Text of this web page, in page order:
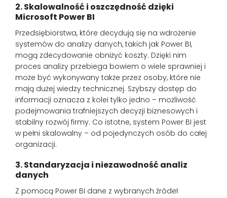
2. Skalowalność i oszczędność dzięki
Microsoft Power BI
Przedsiębiorstwa, które decydują się na wdrożenie
systemów do analizy danych, takich jak Power BI,
mogą zdecydowanie obniżyć koszty. Dzięki nim
proces analizy przebiega bowiem o wiele sprawniej i
może być wykonywany także przez osoby, które nie
mają dużej wiedzy technicznej. Szybszy dostęp do
informacji oznacza z kolei tylko jedno – możliwość
podejmowania trafniejszych decyzji biznesowych i
stabilny rozwój firmy. Co istotne, system Power BI jest
w pełni skalowalny – od pojedynczych osób do całej
organizacji.
3. Standaryzacja i niezawodność analiz
danych
Z pomocą Power BI dane z wybranych źródeł